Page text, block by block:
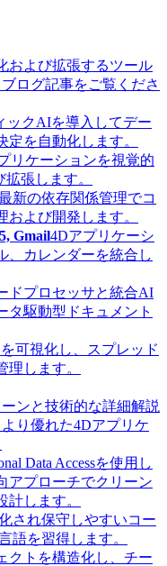
および拡張するツール
ログ記事をご覧くださ
ックAIを導入してデー
定を自動化します。
リケーションを視覚的
張します。
新の依存関係管理でコ
および開発します。
Gmail4Dアプリケーシ
、カレンダーを統合し
ドプロセッサと統合AI
タ駆動型ドキュメント
可視化し、スプレッド
理します。
ンと技術的な詳細解説
り優れた4Dアプリケ
Data Accessを使用し
アプローチでクリーン
計します。
され保守しやすいコー
語を習得します。
クトを構造化し、チー